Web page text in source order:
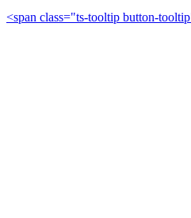
<span class="ts-tooltip button-